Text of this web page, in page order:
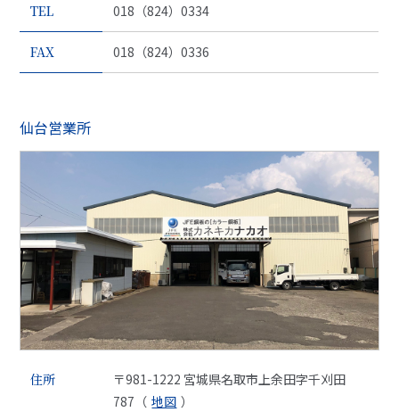
TEL 018（824）0334
FAX 018（824）0336
仙台営業所
住所
〒981-1222 宮城県名取市上余田字千刈田
787（ 地図 ）